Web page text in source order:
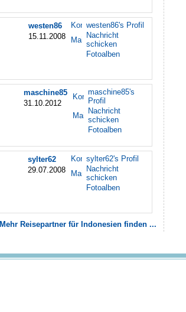
westen86
15.11.2008
westen86's Profil
Nachricht
schicken
Fotoalben
maschine85
31.10.2012
maschine85's
Profil
Nachricht
schicken
Fotoalben
sylter62
29.07.2008
sylter62's Profil
Nachricht
schicken
Fotoalben
Mehr Reisepartner für Indonesien finden ...